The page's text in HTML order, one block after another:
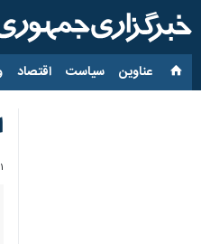
عناوین‌ سیاست اقتصاد
۱ آذر ۱۴۰۲، ۱۳:۳۶